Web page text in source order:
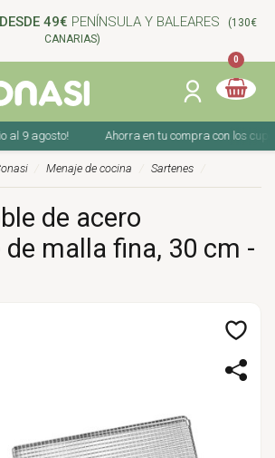
49€ PENÍNSULA Y BALEARES
(130€
CANARIAS)
0
9 agosto! Ahorra en tu compra con los
Menaje de cocina Sartenes
de acero
malla fina, 30 cm -